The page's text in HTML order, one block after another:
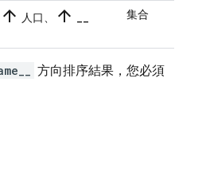
arrow_upward 人口、 arrow_upward __
集合
方向排序結果，您必須